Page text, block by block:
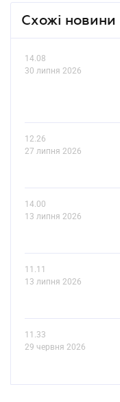
Схожі новини
14.08
30 липня 2026
12.26
27 липня 2026
14.00
13 липня 2026
11.11
13 липня 2026
11.33
29 червня 2026